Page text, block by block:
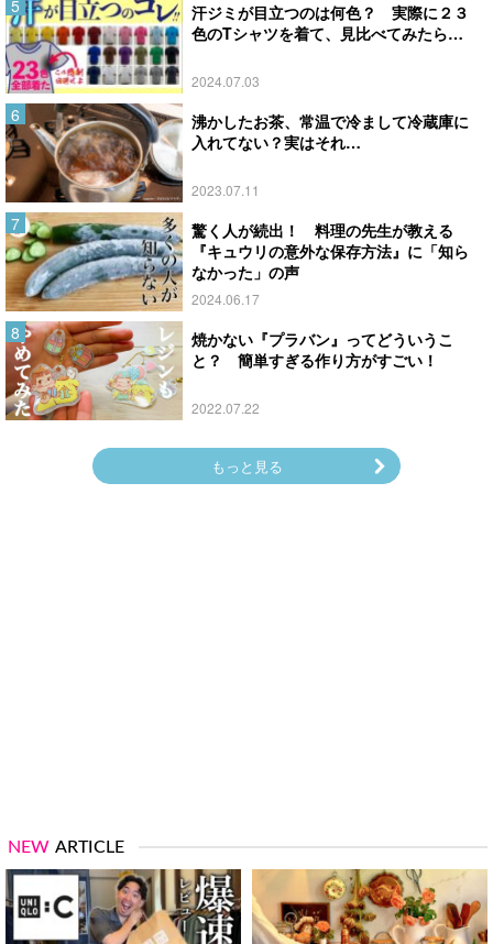
汗ジミが目立つのは何色？ 実際に２３
色のTシャツを着て、見比べてみたら…
2024.07.03
沸かしたお茶、常温で冷まして冷蔵庫に
入れてない？実はそれ…
2023.07.11
驚く人が続出！ 料理の先生が教える
『キュウリの意外な保存方法』に「知ら
なかった」の声
2024.06.17
焼かない『プラバン』ってどういうこ
と？ 簡単すぎる作り方がすごい！
2022.07.22
もっと見る
NEW ARTICLE